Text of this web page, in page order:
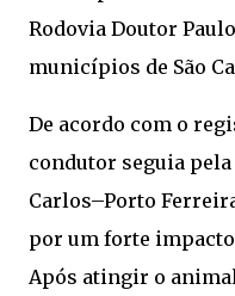
Rodovia Doutor
municípios de São
De acordo com o
condutor seguia
Carlos–Porto
por um forte
Após atingir o